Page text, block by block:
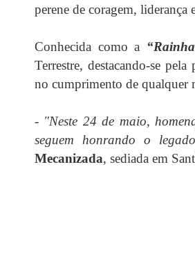
perene de coragem, liderança
Conhecida como a
Terrestre, destacando-se
no cumprimento de qualquer
- "Neste 24 de maio,
seguem honrando o
Mecanizada, sediada em